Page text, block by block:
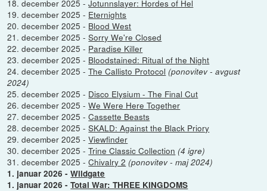
18. december 2025 -Jotunnslayer: Hordes of Hel
19. december 2025 - Eternights
20. december 2025 - Blood West
21. december 2025 -Sorry We're Closed
22. december 2025 - Paradise Killer
23. december 2025 - Bloodstained: Ritual of the Night
24. december 2025 -The Callisto Protocol (ponovitev - avgust
2024)
25. december 2025 - Disco Elysium - The Final Cut
26. december 2025 -We Were Here Together
27. december 2025 -Cassette Beasts
28. december 2025 -SKALD: Against the Black Priory
29. december 2025 -Viewfinder
30. december 2025 -Trine Classic Collection (4 igre)
31. december 2025 -Chivalry 2 (ponovitev - maj 2024)
1. januar 2026 - Wildgate
1. januar 2026 - Total War: THREE KINGDOMS